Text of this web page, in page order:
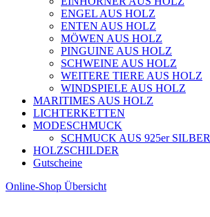
ENGEL AUS HOLZ
ENTEN AUS HOLZ
MÖWEN AUS HOLZ
PINGUINE AUS HOLZ
SCHWEINE AUS HOLZ
WEITERE TIERE AUS HOLZ
WINDSPIELE AUS HOLZ
MARITIMES AUS HOLZ
LICHTERKETTEN
MODESCHMUCK
SCHMUCK AUS 925er SILBER
HOLZSCHILDER
Gutscheine
Online-Shop Übersicht